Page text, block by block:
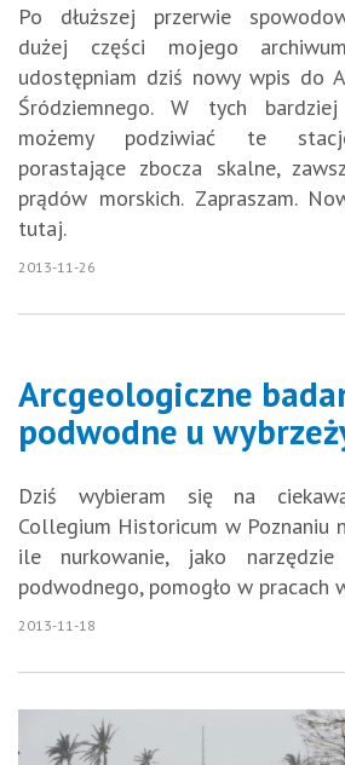
Po dłuższej przerwie
dużej części mojego
udostępniam dziś nowy wpis do
Śródziemnego. W tych
możemy podziwiać te
porastające zbocza skalne,
prądów morskich. Zapraszam.
tutaj.
2013-11-26
Arcgeologiczne
podwodne u
Dziś wybieram się na
Collegium Historicum w Poznaniu
ile nurkowanie, jako narzędzie
podwodnego, pomogło w pracach
2013-11-18